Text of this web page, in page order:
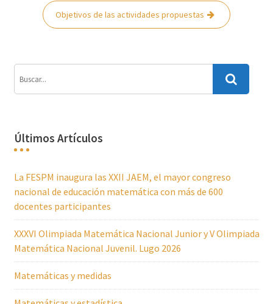
entradasObjetivos de las actividades propuestas
Últimos Artículos
La FESPM inaugura las XXII JAEM, el mayor congreso
nacional de educación matemática con más de 600
docentes participantes
XXXVI Olimpiada Matemática Nacional Junior y V Olimpiada
Matemática Nacional Juvenil. Lugo 2026
Matemáticas y medidas